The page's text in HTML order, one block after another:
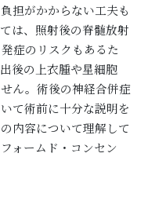
担がかからない工夫も
は、照射後の脊髄放射
症のリスクもあるた
後の上衣腫や星細胞
ん。術後の神経合併症
て術前に十分な説明を
内容について理解して
ォームド・コンセン